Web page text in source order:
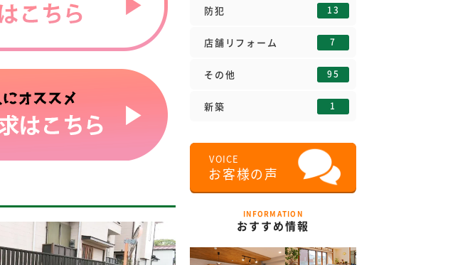
防犯 13
店舗リフォーム 7
その他 95
新築 1
INFORMATION
おすすめ情報